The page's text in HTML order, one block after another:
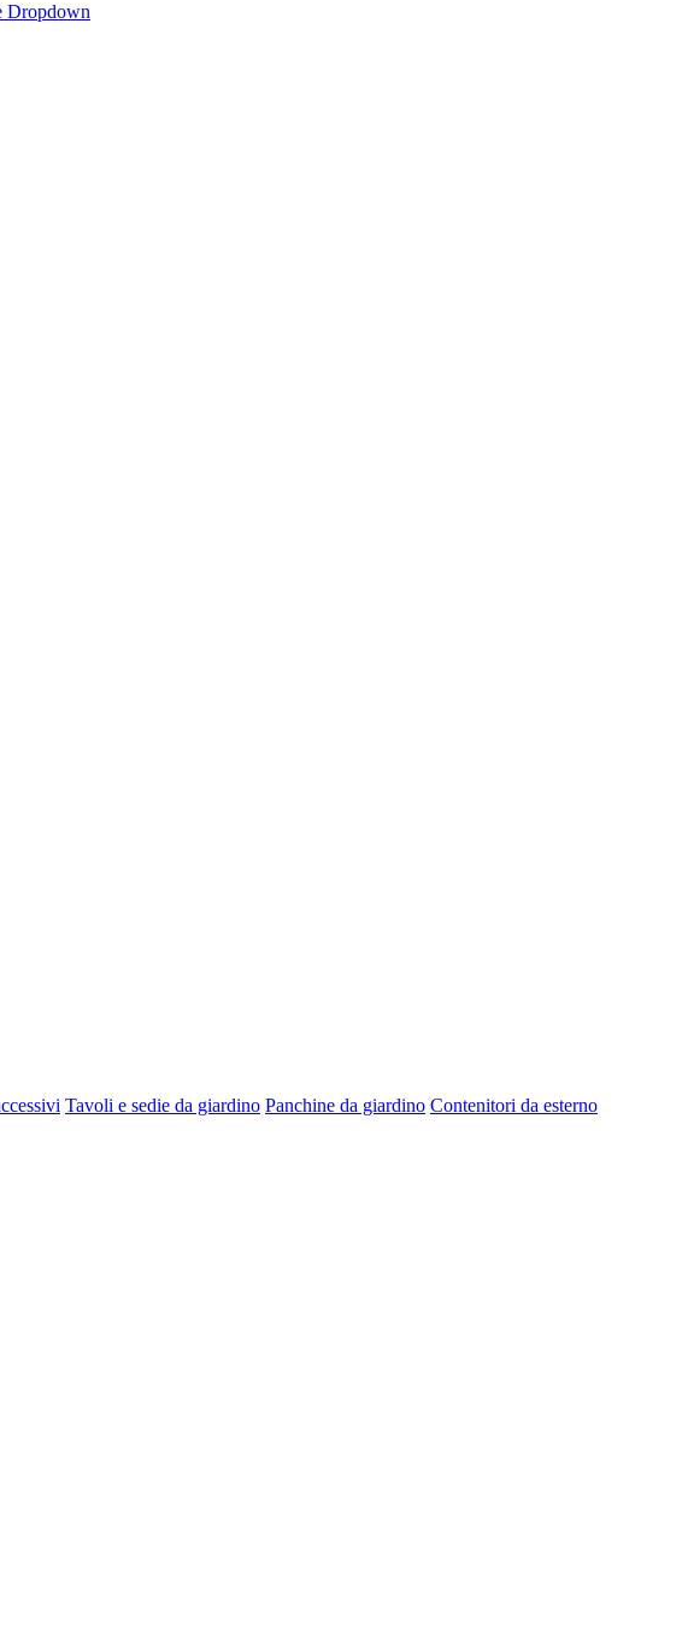
Dropdown
Tavoli e sedie da giardino Panchine da giardino Contenitori da esterno